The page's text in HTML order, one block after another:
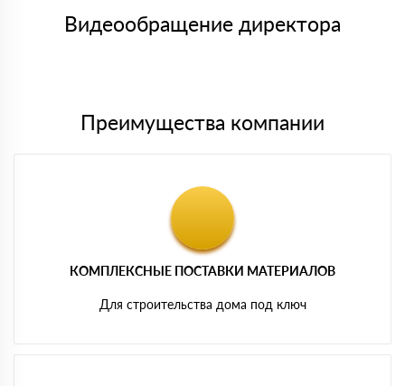
либо Вы забираете товар со склада самовывоза.
Видеообращение директора
Преимущества компании
КОМПЛЕКСНЫЕ ПОСТАВКИ МАТЕРИАЛОВ
Для строительства дома под ключ